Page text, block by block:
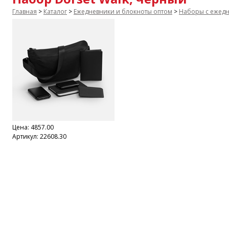
Главная > Каталог > Ежедневники и блокноты оптом > Наборы с
Цена: 4857.00
Артикул: 22608.30